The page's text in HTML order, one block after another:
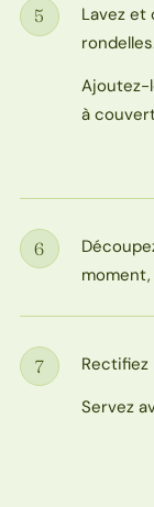
Étape
5
Lavez et
Ajoutez-
à
Étape
6
Étape
7
Rectifiez
Servez